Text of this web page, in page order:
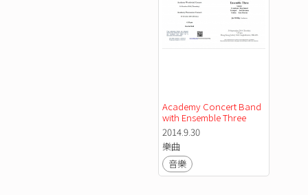
Academy Concert Band
with Ensemble Three
2014.9.30
樂曲
音樂